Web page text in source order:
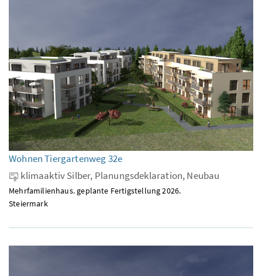
Wohnen Tiergartenweg 32e
klimaaktiv Silber, Planungsdeklaration, Neubau
Mehrfamilienhaus. geplante Fertigstellung 2026.
Steiermark